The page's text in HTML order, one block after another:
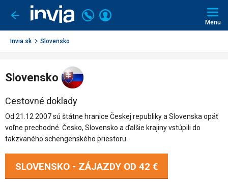
Ísť
späť
Volajte
+421
2
Prihlásiť
Menu
Invia.sk Slovensko
Slovensko
Cestovné doklady
Od 21.12 2007 sú štátne hranice Českej republiky a Slovenska opäť
voľne prechodné. Česko, Slovensko a ďalšie krajiny vstúpili do
takzvaného schengenského priestoru.
SLOVENSKO - ZÁJAZDY OD 42 €